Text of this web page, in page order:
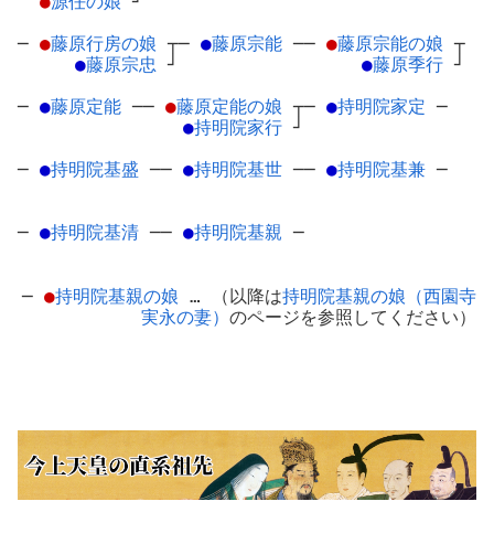
─ ●藤原行房の娘 ┬
●藤原宗忠 ┘
─ ●藤原宗能 ── ●藤原宗能の娘 ┬
●藤原季行 ┘
─ ●藤原定能 ── ●藤原定能の娘 ┬
●持明院家行 ┘
─ ●持明院家定 ─
─ ●持明院基盛 ── ●持明院基世 ── ●持明院基兼 ─
─ ●持明院基清 ── ●持明院基親 ─
─ ●持明院基親の娘 … （以降は持明院基親の娘（西園寺
実永の妻） のページを参照してください）